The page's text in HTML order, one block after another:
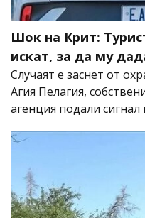
Шок на Крит:
искат, за да му
Случаят е заснет от
Агия Пелагия,
агенция подали